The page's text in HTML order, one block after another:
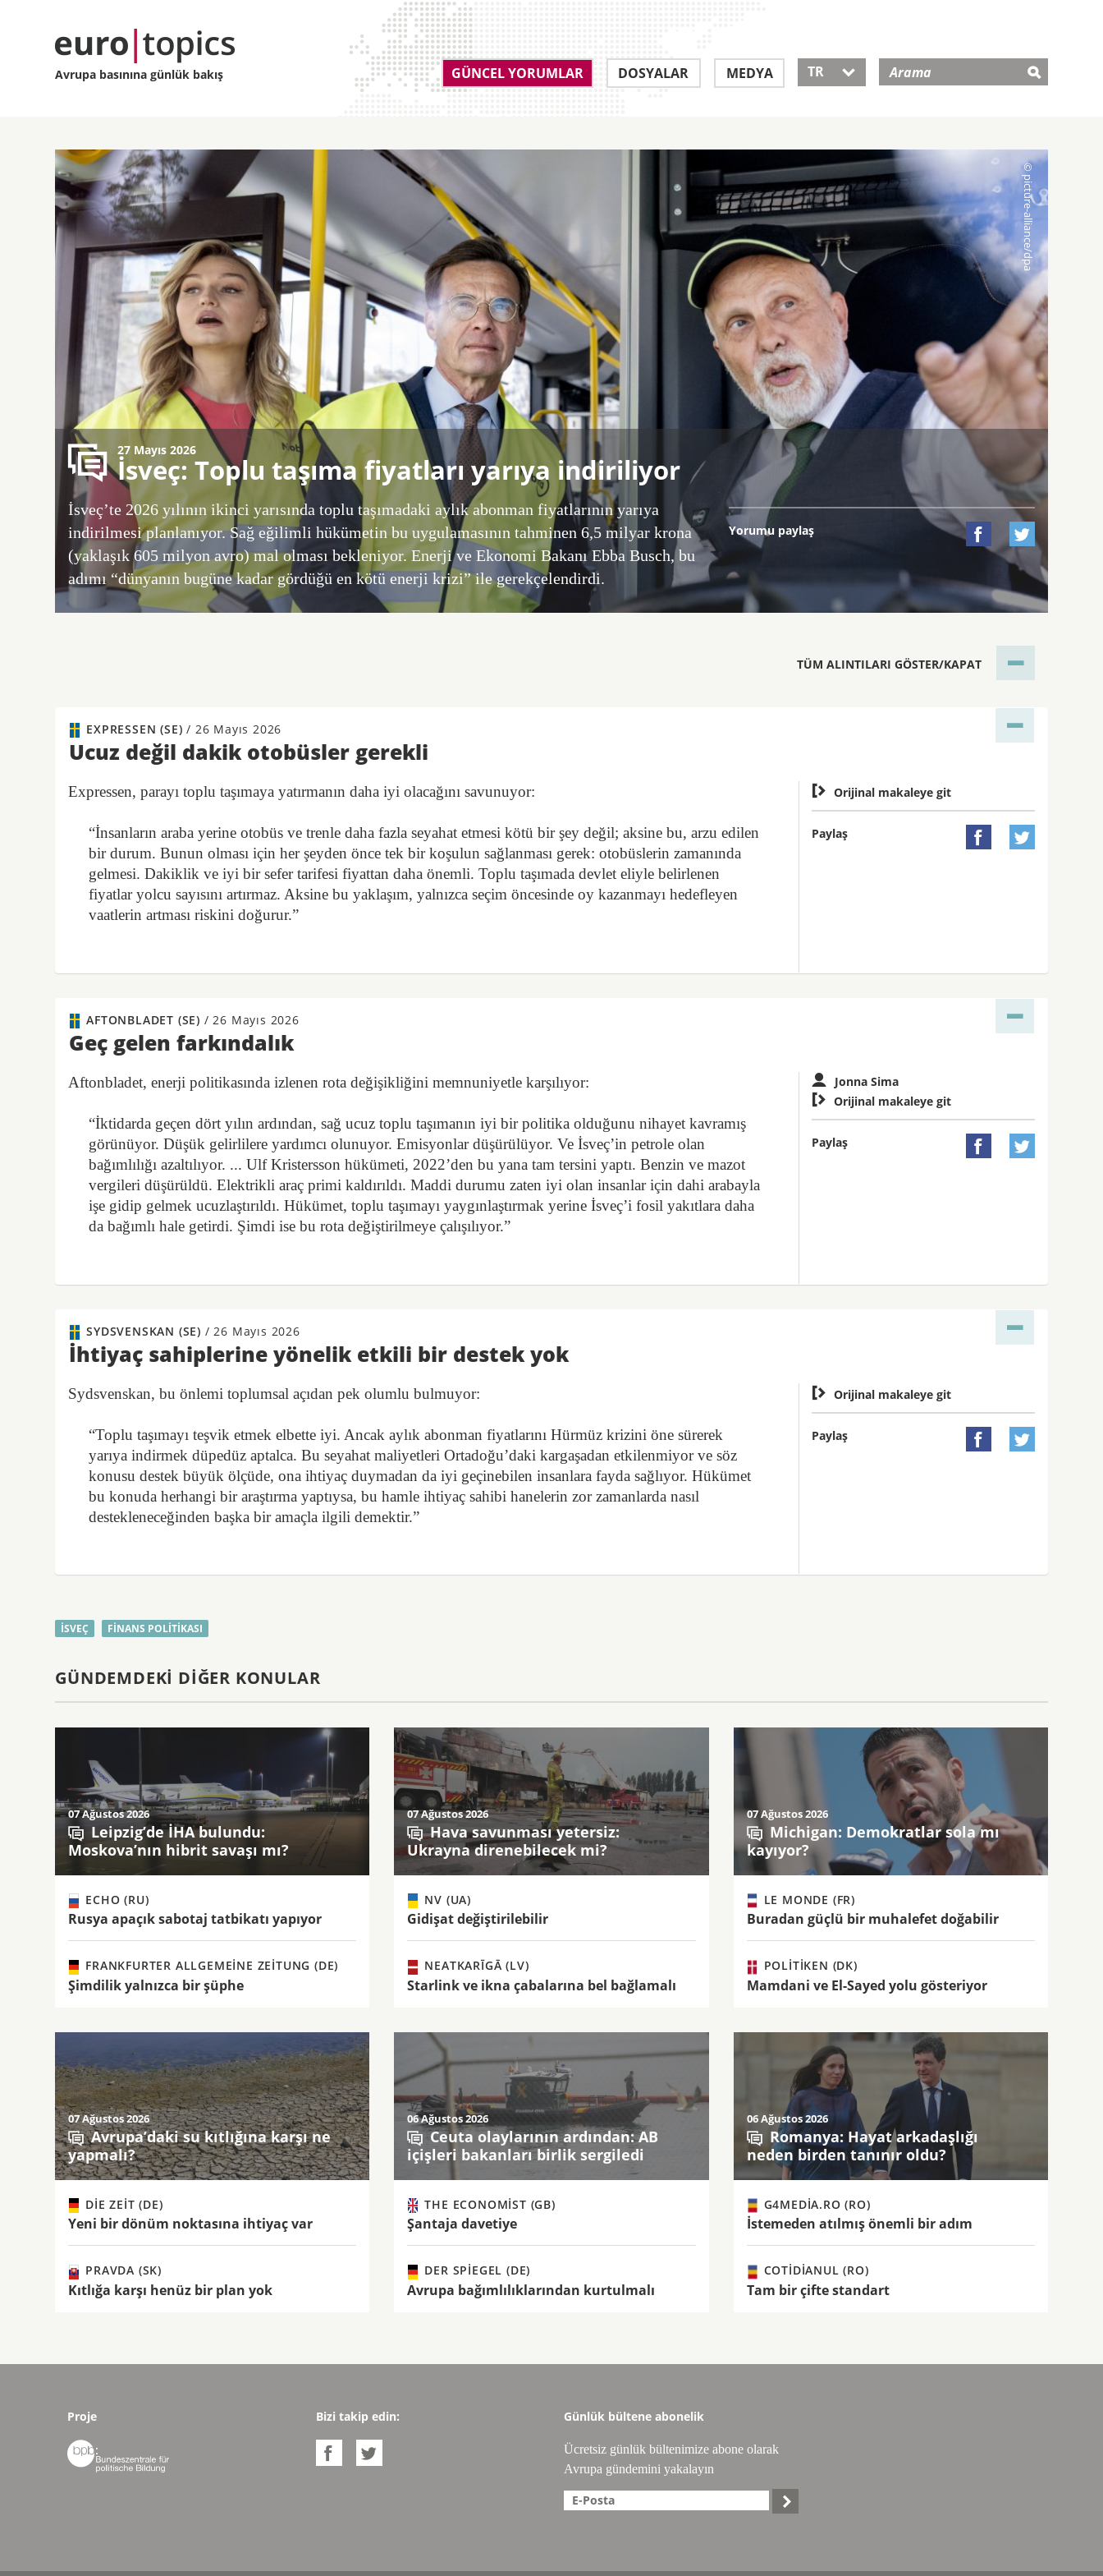
Avrupa basınına günlük bakış GÜNCEL YORUMLAR DOSYALAR MEDYA TR 
27 Mayıs 2026
İsveç: Toplu taşıma fiyatları yarıya indiriliyor
İsveç’te 2026 yılının ikinci yarısında toplu taşımadaki aylık abonman fiyatlarının yarıya
indirilmesi planlanıyor. Sağ eğilimli hükümetin bu uygulamasının tahminen 6,5 milyar krona
(yaklaşık 605 milyon avro) mal olması bekleniyor. Enerji ve Ekonomi Bakanı Ebba Busch, bu
adımı “dünyanın bugüne kadar gördüğü en kötü enerji krizi” ile gerekçelendirdi.
Yorumu paylaş  
TÜM ALINTILARI GÖSTER/KAPAT
EXPRESSEN (SE)/ 26 Mayıs 2026
Ucuz değil dakik otobüsler gerekli
Expressen, parayı toplu taşımaya yatırmanın daha iyi olacağını savunuyor:
“İnsanların araba yerine otobüs ve trenle daha fazla seyahat etmesi kötü bir şey değil; aksine bu, arzu edilen
bir durum. Bunun olması için her şeyden önce tek bir koşulun sağlanması gerek: otobüslerin zamanında
gelmesi. Dakiklik ve iyi bir sefer tarifesi fiyattan daha önemli. Toplu taşımada devlet eliyle belirlenen
fiyatlar yolcu sayısını artırmaz. Aksine bu yaklaşım, yalnızca seçim öncesinde oy kazanmayı hedefleyen
vaatlerin artması riskini doğurur.”
 Orijinal makaleye git
Paylaş  
AFTONBLADET (SE) / 26 Mayıs 2026
Geç gelen farkındalık
Aftonbladet, enerji politikasında izlenen rota değişikliğini memnuniyetle karşılıyor:
“İktidarda geçen dört yılın ardından, sağ ucuz toplu taşımanın iyi bir politika olduğunu nihayet kavramış
görünüyor. Düşük gelirlilere yardımcı olunuyor. Emisyonlar düşürülüyor. Ve İsveç’in petrole olan
bağımlılığı azaltılıyor. ... Ulf Kristersson hükümeti, 2022’den bu yana tam tersini yaptı. Benzin ve mazot
vergileri düşürüldü. Elektrikli araç primi kaldırıldı. Maddi durumu zaten iyi olan insanlar için dahi arabayla
işe gidip gelmek ucuzlaştırıldı. Hükümet, toplu taşımayı yaygınlaştırmak yerine İsveç’i fosil yakıtlara daha
da bağımlı hale getirdi. Şimdi ise bu rota değiştirilmeye çalışılıyor.”
Jonna Sima
 Orijinal makaleye git
Paylaş  
SYDSVENSKAN (SE) / 26 Mayıs 2026
İhtiyaç sahiplerine yönelik etkili bir destek yok
Sydsvenskan, bu önlemi toplumsal açıdan pek olumlu bulmuyor:
“Toplu taşımayı teşvik etmek elbette iyi. Ancak aylık abonman fiyatlarını Hürmüz krizini öne sürerek
yarıya indirmek düpedüz aptalca. Bu seyahat maliyetleri Ortadoğu’daki kargaşadan etkilenmiyor ve söz
konusu destek büyük ölçüde, ona ihtiyaç duymadan da iyi geçinebilen insanlara fayda sağlıyor. Hükümet
bu konuda herhangi bir araştırma yaptıysa, bu hamle ihtiyaç sahibi hanelerin zor zamanlarda nasıl
destekleneceğinden başka bir amaçla ilgili demektir.”
 Orijinal makaleye git
Paylaş  
İSVEÇ FINANS POLITIKASI
GÜNDEMDEKI DIĞER KONULAR
07 Ağustos 2026
Leipzig’de İHA bulundu:
Moskova’nın hibrit savaşı mı?
ECHO (RU)
Rusya apaçık sabotaj tatbikatı yapıyor
FRANKFURTER ALLGEMEINE ZEITUNG (DE)
Şimdilik yalnızca bir şüphe
07 Ağustos 2026
Hava savunması yetersiz:
Ukrayna direnebilecek mi?
NV (UA)
Gidişat değiştirilebilir
NEATKARĪGĀ (LV)
Starlink ve ikna çabalarına bel bağlamalı
07 Ağustos 2026
Michigan: Demokratlar sola mı
kayıyor?
LE MONDE (FR)
Buradan güçlü bir muhalefet doğabilir
POLITIKEN (DK)
Mamdani ve El-Sayed yolu gösteriyor
07 Ağustos 2026
Avrupa’daki su kıtlığına karşı ne
yapmalı?
DIE ZEIT (DE)
Yeni bir dönüm noktasına ihtiyaç var
PRAVDA (SK)
Kıtlığa karşı henüz bir plan yok
06 Ağustos 2026
Ceuta olaylarının ardından: AB
içişleri bakanları birlik sergiledi
THE ECONOMIST (GB)
Şantaja davetiye
DER SPIEGEL (DE)
Avrupa bağımlılıklarından kurtulmalı
06 Ağustos 2026
Romanya: Hayat arkadaşlığı
neden birden tanınır oldu?
G4MEDIA.RO (RO)
İstemeden atılmış önemli bir adım
COTIDIANUL (RO)
Tam bir çifte standart
Proje

Bizi takip edin:
 
Günlük bültene abonelik
Ücretsiz günlük bültenimize abone olarak
Avrupa gündemini yakalayın
